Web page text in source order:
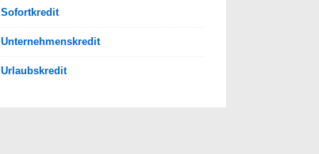
Sofortkredit
Unternehmenskredit
Urlaubskredit